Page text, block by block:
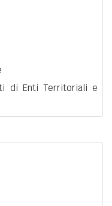
di Enti Territoriali e